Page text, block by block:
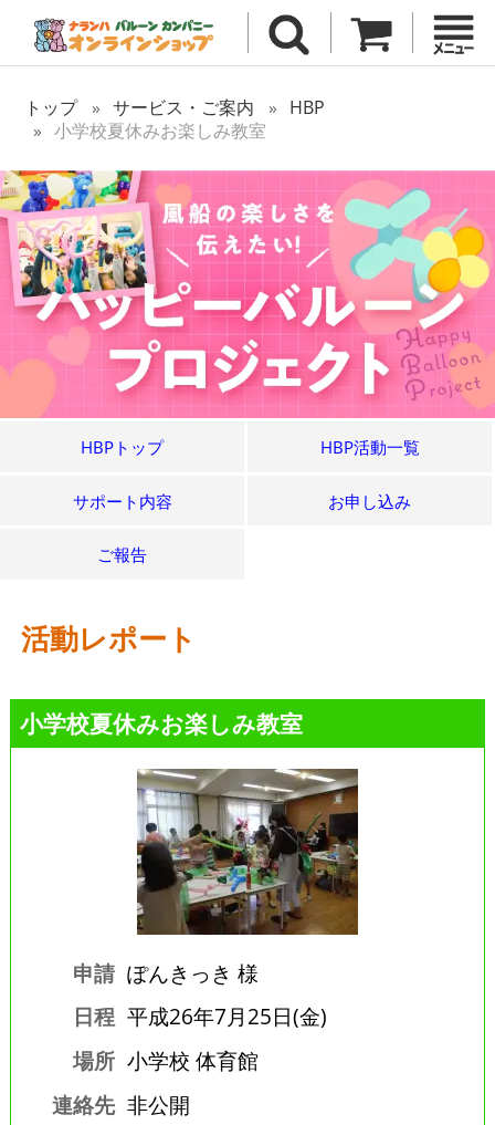
トップ サービス・ご案内
HBP
小学校夏休みお楽しみ教室
HBPトップ HBP活動一覧
サポート内容 お申し込み
ご報告
活動レポート
小学校夏休みお楽しみ教室
申請 ぽんきっき 様
日程 平成26年7月25日(金)
場所 小学校 体育館
連絡先 非公開